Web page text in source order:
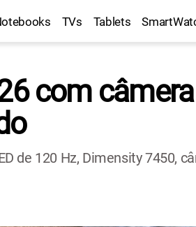
TVs Tablets
com
de 120 Hz, Dimensity 7450,